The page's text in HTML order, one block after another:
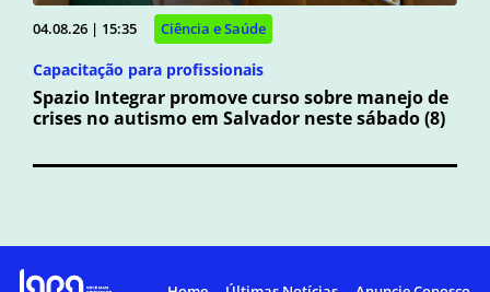
04.08.26 | 15:35 Ciência e Saúde
Capacitação para profissionais
Spazio Integrar promove curso sobre manejo de
crises no autismo em Salvador neste sábado (8)